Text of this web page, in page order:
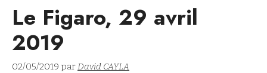
Le Figaro, 29 avril
2019
02/05/2019 parDavid CAYLA